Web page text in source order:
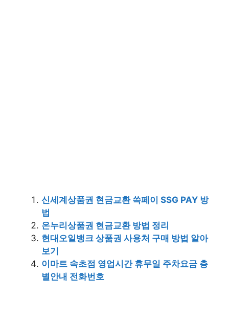
신세계상품권 현금교환 쓱페이 SSG PAY 방
법
온누리상품권 현금교환 방법 정리
현대오일뱅크 상품권 사용처 구매 방법 알아
보기
이마트 속초점 영업시간 휴무일 주차요금 층
별안내 전화번호